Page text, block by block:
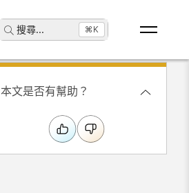
搜尋... ⌘K
本文是否有幫助？